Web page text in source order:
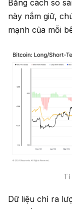
Bằng cách so
này nắm giữ,
mạnh của mỗi
Tỉ
Dữ liệu chỉ ra